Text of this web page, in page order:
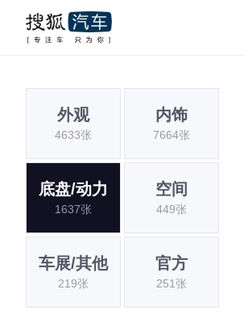
外观
4633张
内饰
7664张
底盘/动力
1637张
空间
449张
车展/其他
219张
官方
251张